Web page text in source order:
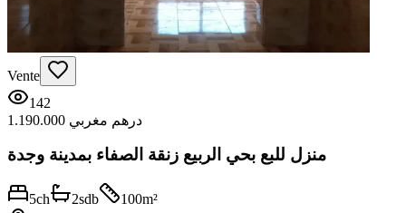
Vente
142
1.190.000 درهم مغربي
منزل للبع بحي الربيع زنقة الصفاء بمدينة وجدة
5ch 2sdb 100m²